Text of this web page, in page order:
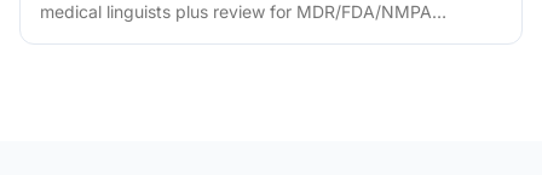
medical linguists plus review for MDR/FDA/NMPA